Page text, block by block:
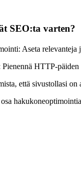
SEO:ta varten?
Aseta
HTTP-
että sivustollasi